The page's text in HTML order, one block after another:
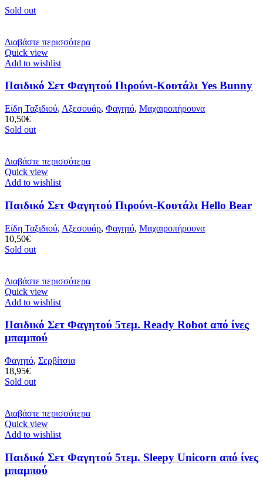
Sold out
Διαβάστε περισσότερα
Quick view
Add to wishlist
Παιδικό Σετ Φαγητού Πιρούνι-Κουτάλι Yes Bunny
Είδη Ταξιδιού, Αξεσουάρ, Φαγητό, Μαχαιροπήρουνα
10,50€
Sold out
Διαβάστε περισσότερα
Quick view
Add to wishlist
Παιδικό Σετ Φαγητού Πιρούνι-Κουτάλι Hello Bear
Είδη Ταξιδιού, Αξεσουάρ, Φαγητό, Μαχαιροπήρουνα
10,50€
Sold out
Διαβάστε περισσότερα
Quick view
Add to wishlist
Παιδικό Σετ Φαγητού 5τεμ. Ready Robot από ίνες
μπαμπού
Φαγητό, Σερβίτσια
18,95€
Sold out
Διαβάστε περισσότερα
Quick view
Add to wishlist
Παιδικό Σετ Φαγητού 5τεμ. Sleepy Unicorn από ίνες
μπαμπού